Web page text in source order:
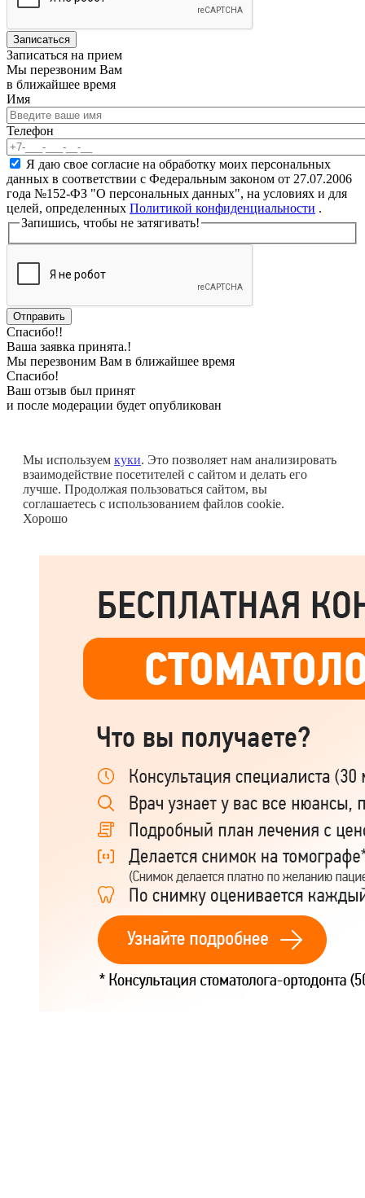
Записаться на прием
Мы перезвоним Вам
в ближайшее время
Имя
Имя
Телефон
Телефон
*
Согласие на обработку персональных данных*
Я даю свое согласие на обработку моих персональных
данных в соответствии с Федеральным законом от 27.07.2006
года №152-ФЗ "О персональных данных", на условиях и для
целей, определенных Политикой конфиденциальности .
Запишись, чтобы не затягивать!
Спасибо!!
Ваша заявка принята.!
Мы перезвоним Вам в ближайшее время
Спасибо!
Ваш отзыв был принят
и после модерации будет опубликован
Мы используем куки. Это позволяет нам анализировать
взаимодействие посетителей с сайтом и делать его
лучше. Продолжая пользоваться сайтом, вы
соглашаетесь с использованием файлов cookie.
Хорошо